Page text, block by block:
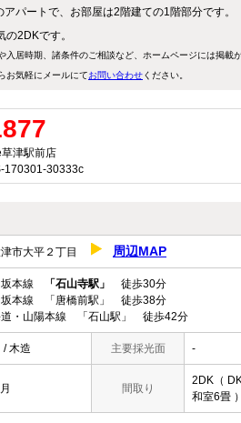
パートで、お部屋は2階建ての1階部分です。
の2DKです。
居時期、諸条件のご相談など、ホームページには掲載
お気軽にメールにてお問い合わせください。
津駅前店
170301-30333c
津市大平２丁目 周辺MAP
坂本線 「石山寺駅」
徒歩30分
坂本線 「唐橋前駅」 徒歩38分
道・山陽本線 「石山駅」 徒歩42分
/ 木造 主要採光面 -
月 間取り
2DK（
和室6畳 ）